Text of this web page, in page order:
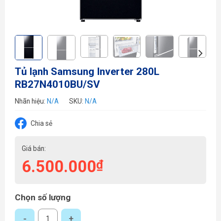
Tủ lạnh Samsung Inverter 280L
RB27N4010BU/SV
Nhãn hiệu: N/A SKU: N/A
Chia sẻ
Giá bán:
6.500.000₫
Chọn số lượng
Tủ lạnh Samsung Inverter 280L RB27N4010BU/SV số lượng